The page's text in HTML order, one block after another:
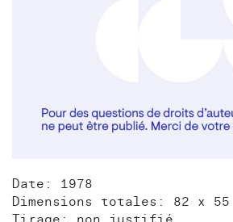
Date: 1978
Dimensions totales: 82 x 55